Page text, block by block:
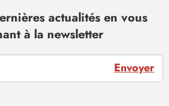
actualités en vous
à la newsletter
Envoyer